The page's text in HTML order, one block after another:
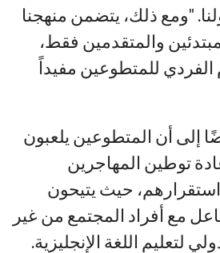
"ومع ذلك، يتضمن منهجنا
والمتقدمين فقط،
الفردي للمتطوعين مفيداً
إلى أن المتطوعين يلعبون
توطين المهاجرين
استقرارهم، حيث يتيحون
مع أفراد المجتمع من غير
لتعليم اللغة الإنجليزية.